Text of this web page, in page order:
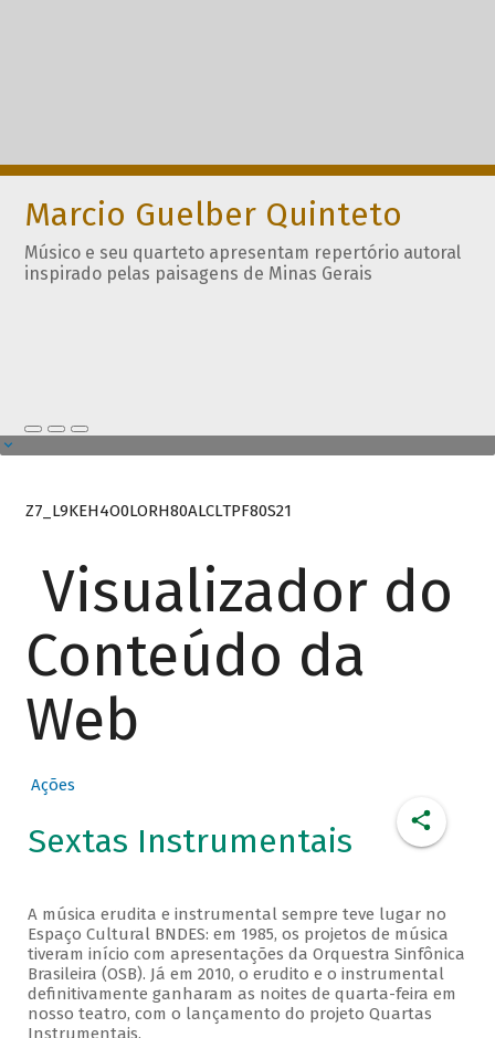
Marcio Guelber Quinteto
Músico e seu quarteto apresentam repertório autoral
inspirado pelas paisagens de Minas Gerais
Z7_L9KEH4O0LORH80ALCLTPF80S21
Visualizador do
Conteúdo da
Web
Ações
Sextas Instrumentais
A música erudita e instrumental sempre teve lugar no
Espaço Cultural BNDES: em 1985, os projetos de música
tiveram início com apresentações da Orquestra Sinfônica
Brasileira (OSB). Já em 2010, o erudito e o instrumental
definitivamente ganharam as noites de quarta-feira em
nosso teatro, com o lançamento do projeto Quartas